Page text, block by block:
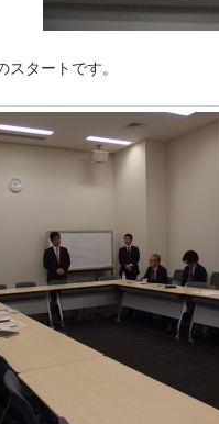
スタートです。